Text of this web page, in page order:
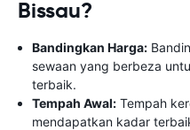
Bissau?
Bandingkan Harga:
sewaan yang berbeza
terbaik.
Tempah Awal: Tempah
mendapatkan kadar